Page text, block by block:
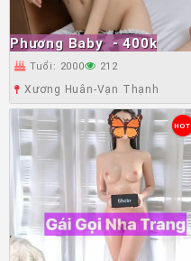
Phương Baby - 400k
Tuổi: 2000 212
Xương Huân-Vạn Thạnh
HOT